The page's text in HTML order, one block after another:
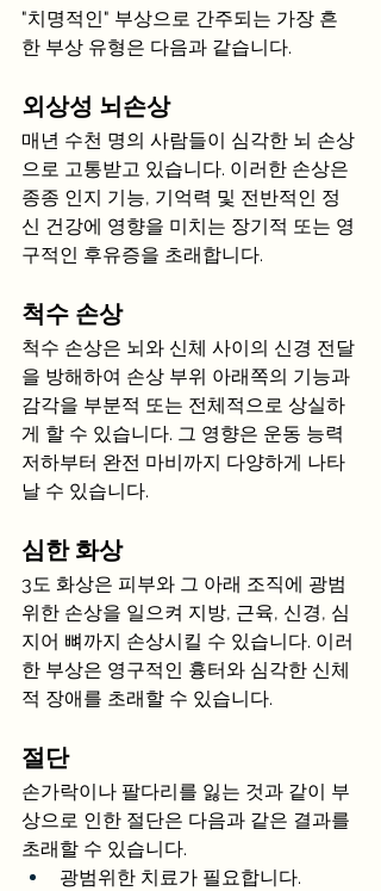
"치명적인" 부상으로 간주되는 가장 흔
한 부상 유형은 다음과 같습니다.
외상성 뇌손상
매년 수천 명의 사람들이 심각한 뇌 손상
으로 고통받고 있습니다. 이러한 손상은
종종 인지 기능, 기억력 및 전반적인 정
신 건강에 영향을 미치는 장기적 또는 영
구적인 후유증을 초래합니다.
척수 손상
척수 손상은 뇌와 신체 사이의 신경 전달
을 방해하여 손상 부위 아래쪽의 기능과
감각을 부분적 또는 전체적으로 상실하
게 할 수 있습니다. 그 영향은 운동 능력
저하부터 완전 마비까지 다양하게 나타
날 수 있습니다.
심한 화상
3도 화상은 피부와 그 아래 조직에 광범
위한 손상을 일으켜 지방, 근육, 신경, 심
지어 뼈까지 손상시킬 수 있습니다. 이러
한 부상은 영구적인 흉터와 심각한 신체
적 장애를 초래할 수 있습니다.
절단
손가락이나 팔다리를 잃는 것과 같이 부
상으로 인한 절단은 다음과 같은 결과를
초래할 수 있습니다.
광범위한 치료가 필요합니다.